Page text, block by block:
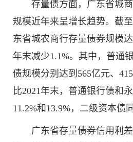
存量债方面，广东省城
规模近年来呈增长趋势。截
东省城农商行存量债券规模
年末减少1.1%。其中，普通
债规模分别达到565亿元、
比2021年末，普通银行债和
11.2%和13.9%，二级资本债
广东省存量债券信用利